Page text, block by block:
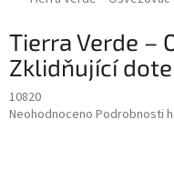
Tierra Verde –
Zklidňující
10820
Průměrné
Neohodnoceno Podrobnosti